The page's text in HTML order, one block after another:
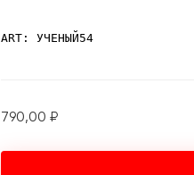
ART: УЧЕНЫЙ54
790,00 ₽